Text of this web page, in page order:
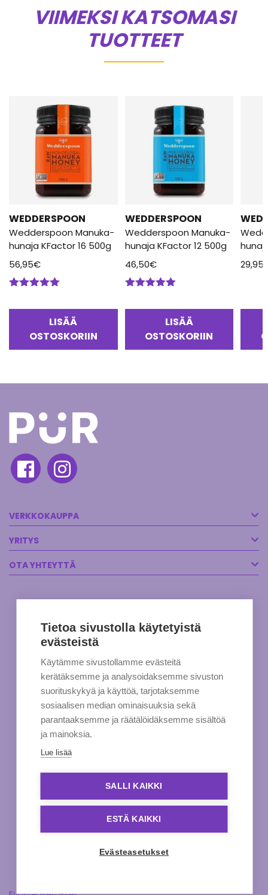
VIIMEKSI KATSOMASI
TUOTTEET
WEDDERSPOON
Wedderspoon Manuka-
hunaja KFactor 16 500g
56,95€
LISÄÄ
OSTOSKORIIN
WEDDERSPOON
Wedderspoon Manuka-
hunaja KFactor 12 500g
46,50€
LISÄÄ
OSTOSKORIIN
29,95
VERKKOKAUPPA
YRITYS
OTA YHTEYTTÄ
Tietoa sivustolla käytetyistä
evästeistä
Käytämme sivustollamme evästeitä
kerätäksemme ja analysoidaksemme sivuston
suorituskykyä ja käyttöä, tarjotaksemme
sosiaalisen median ominaisuuksia sekä
parantaaksemme ja räätälöidäksemme sisältöä
ja mainoksia.
Lue lisää
SALLI KAIKKI
ESTÄ KAIKKI
Evästeasetukset